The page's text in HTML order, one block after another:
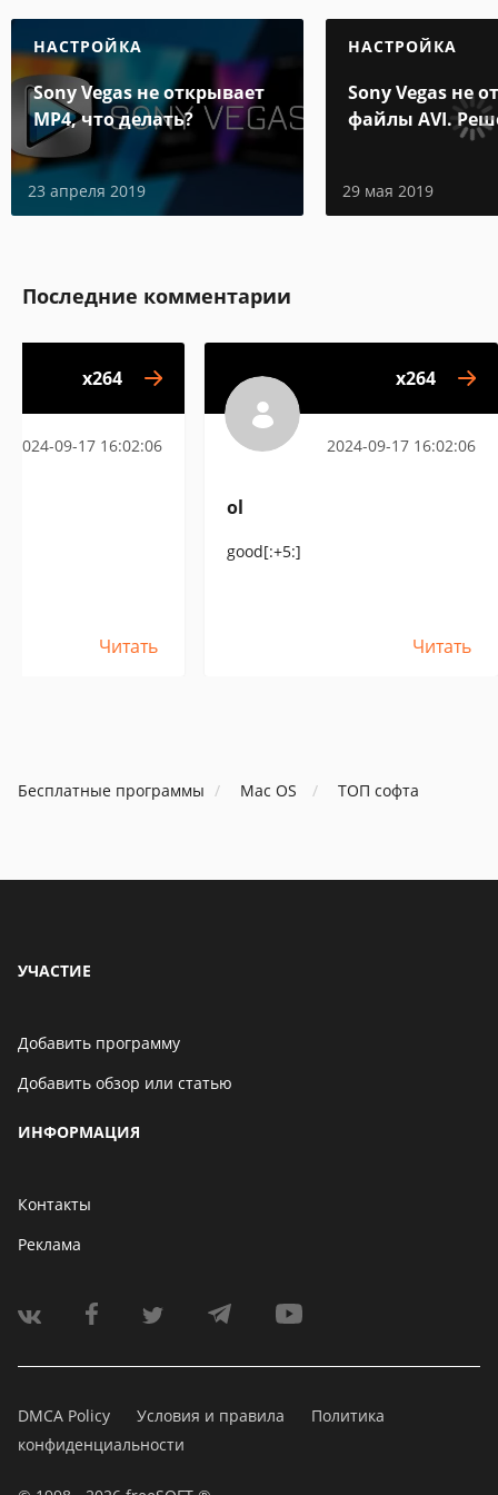
НАСТРОЙКА
Sony Vegas не открывает
MP4, что делать?
23 апреля 2019
НАСТРОЙКА
Sony Vegas не
файлы AVI.
29 мая 2019
Последние комментарии
x264
2024-09-17 16:02:06
Читать
x264
2024-09-17 16:02:06
ol
good[:+5:]
Читать
Бесплатные программы Mac OS ТОП софта
УЧАСТИЕ
Добавить программу
Добавить обзор или статью
ИНФОРМАЦИЯ
Контакты
Реклама
DMCA Policy Условия и правила
Политика
конфиденциальности